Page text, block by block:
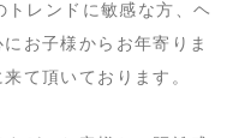
トレンドに敏感な方、ヘ
お子様からお年寄りま
て頂いております。